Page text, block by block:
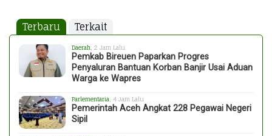
Terbaru Terkait
Daerah , 2 Jam Lalu
Pemkab Bireuen Paparkan Progres
Penyaluran Bantuan Korban Banjir Usai Aduan
Warga ke Wapres
Parlementaria , 4 Jam Lalu
Pemerintah Aceh Angkat 228 Pegawai Negeri
Sipil